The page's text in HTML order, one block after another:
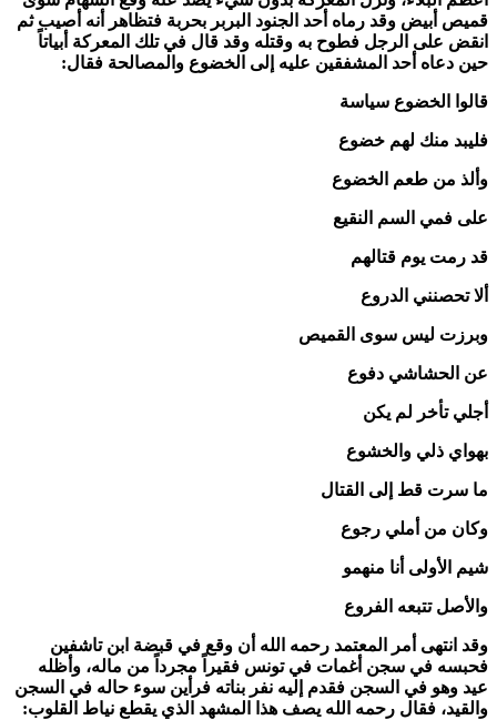
قميص أبيض وقد رماه أحد الجنود البربر بحربة فتظاهر أنه أصيب ثم
انقض على الرجل فطوح به وقتله وقد قال في تلك المعركة أبياتاً
حين دعاه أحد المشفقين عليه إلى الخضوع والمصالحة فقال:
قالوا الخضوع سياسة
فليبد منك لهم خضوع
وألذ من طعم الخضوع
على فمي السم النقيع
قد رمت يوم قتالهم
ألا تحصنني الدروع
وبرزت ليس سوى القميص
عن الحشاشي دفوع
أجلي تأخر لم يكن
بهواي ذلي والخشوع
ما سرت قط إلى القتال
وكان من أملي رجوع
شيم الأولى أنا منهمو
والأصل تتبعه الفروع
وقد انتهى أمر المعتمد رحمه الله أن وقع في قبضة ابن تاشفين
فحبسه في سجن أغمات في تونس فقيراً مجرداً من ماله، وأظله
عيد وهو في السجن فقدم إليه نفر بناته فرأين سوء حاله في السجن
والقيد، فقال رحمه الله يصف هذا المشهد الذي يقطع نياط القلوب: